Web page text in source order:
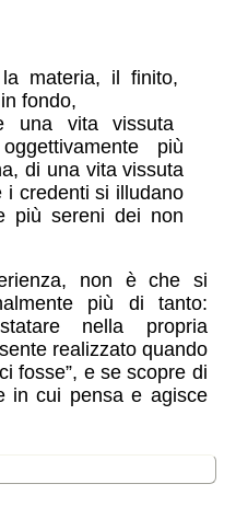
materia, il finito,
fondo,
una vita vissuta
più
di una vita vissuta
i credenti si illudano
più sereni dei non
non è che si
più di tanto:
nella propria
realizzato quando
fosse”, e se scopre di
in cui pensa e agisce